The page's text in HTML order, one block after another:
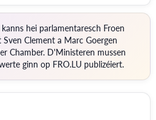
hei parlamentaresch Froen
Clement a Marc Goergen
Chamber. D'Ministeren mussen
ginn op FRO.LU publizéiert.